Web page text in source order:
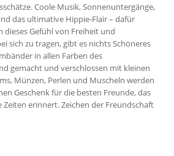
Coole Musik, Sonnenuntergänge,
das ultimative Hippie-Flair – dafür
dieses Gefühl von Freiheit und
sich zu tragen, gibt es nichts Schöneres
in allen Farben des
gemacht und verschlossen mit kleinen
Münzen, Perlen und Muscheln werden
Geschenk für die besten Freunde, das
Zeiten erinnert. Zeichen der Freundschaft